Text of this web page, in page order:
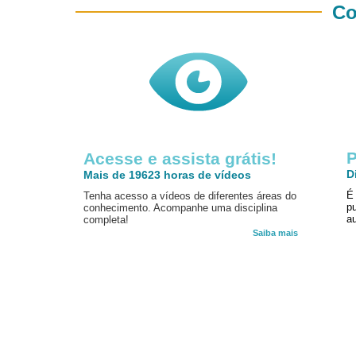
Acesse e assista grátis!
Mais de 19623 horas de vídeos
Tenha acesso a vídeos de diferentes áreas do
conhecimento. Acompanhe uma disciplina
completa!
Saiba mais